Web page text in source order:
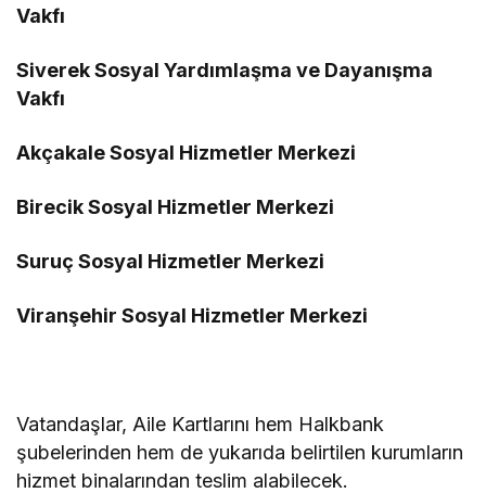
Vakfı
Siverek Sosyal Yardımlaşma ve Dayanışma
Vakfı
Akçakale Sosyal Hizmetler Merkezi
Birecik Sosyal Hizmetler Merkezi
Suruç Sosyal Hizmetler Merkezi
Viranşehir Sosyal Hizmetler Merkezi
Vatandaşlar, Aile Kartlarını hem Halkbank
şubelerinden hem de yukarıda belirtilen kurumların
hizmet binalarından teslim alabilecek.